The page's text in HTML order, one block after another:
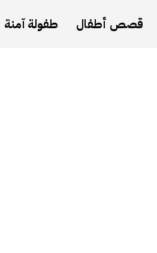
قصص أطفال طفولة آمنة